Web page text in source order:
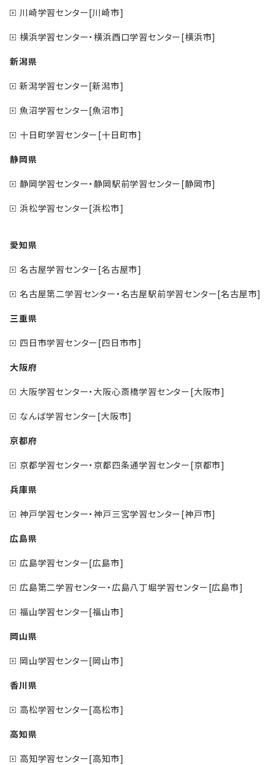
川崎学習センター[川崎市]
横浜学習センター・横浜西口学習センター[横浜市]
新潟県
新潟学習センター[新潟市]
魚沼学習センター[魚沼市]
十日町学習センター[十日町市]
静岡県
静岡学習センター・静岡駅前学習センター[静岡市]
浜松学習センター[浜松市]
愛知県
名古屋学習センター[名古屋市]
名古屋第二学習センター・名古屋駅前学習センター[名古屋市]
三重県
四日市学習センター[四日市市]
大阪府
大阪学習センター・大阪心斎橋学習センター[大阪市]
なんば学習センター[大阪市]
京都府
京都学習センター・京都四条通学習センター[京都市]
兵庫県
神戸学習センター・神戸三宮学習センター[神戸市]
広島県
広島学習センター[広島市]
広島第二学習センター・広島八丁堀学習センター[広島市]
福山学習センター[福山市]
岡山県
岡山学習センター[岡山市]
香川県
高松学習センター[高松市]
高知県
高知学習センター[高知市]